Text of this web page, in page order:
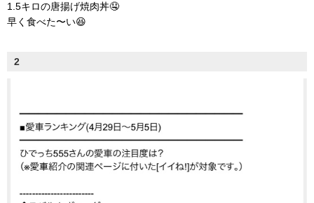
1.5キロの唐揚げ焼肉丼🤤
早く食べた〜い😆
2